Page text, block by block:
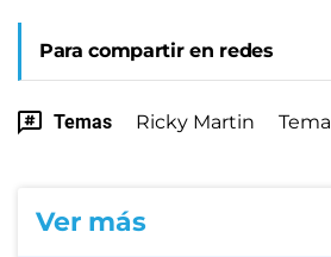
Para compartir en redes
Temas Ricky Martin Tema
Ver más